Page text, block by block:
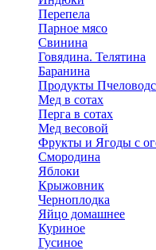
Перепела
Парное мясо
Свинина
Говядина. Телятина
Баранина
Продукты
Мед в сотах
Перга в сотах
Мед весовой
Фрукты и Ягоды с
Смородина
Яблоки
Крыжовник
Черноплодка
Яйцо домашнее
Куриное
Гусиное